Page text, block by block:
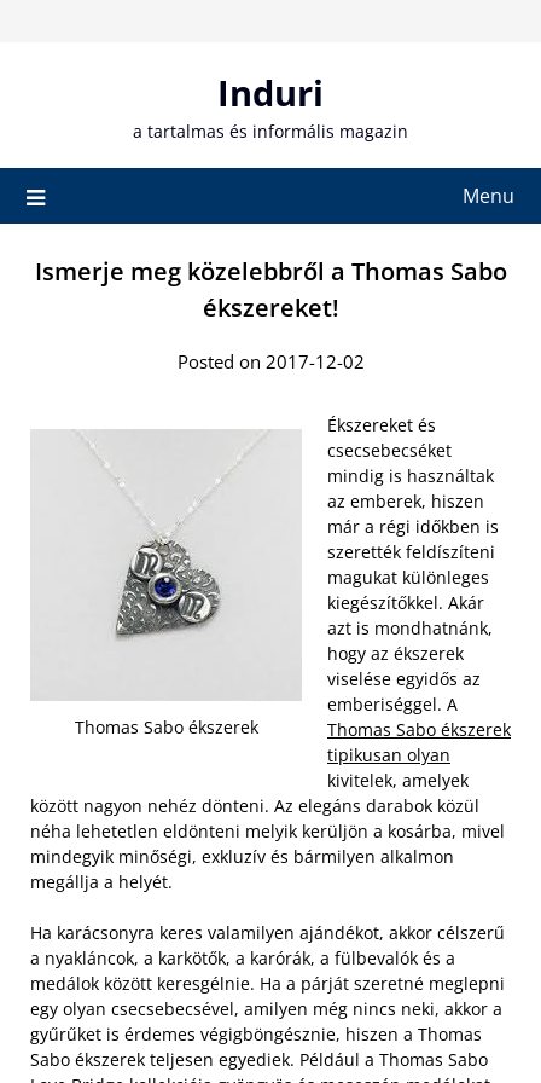
Induri
a tartalmas és informális magazin
Menu
Ismerje meg közelebbről a Thomas Sabo
ékszereket!
Posted on 2017-12-02
Thomas Sabo ékszerek
Ékszereket és
csecsebecséket
mindig is használtak
az emberek, hiszen
már a régi időkben is
szerették feldíszíteni
magukat különleges
kiegészítőkkel. Akár
azt is mondhatnánk,
hogy az ékszerek
viselése egyidős az
emberiséggel. A
Thomas Sabo ékszerek
tipikusan olyan
kivitelek, amelyek
között nagyon nehéz dönteni. Az elegáns darabok közül
néha lehetetlen eldönteni melyik kerüljön a kosárba, mivel
mindegyik minőségi, exkluzív és bármilyen alkalmon
megállja a helyét.
Ha karácsonyra keres valamilyen ajándékot, akkor célszerű
a nyakláncok, a karkötők, a karórák, a fülbevalók és a
medálok között keresgélnie. Ha a párját szeretné meglepni
egy olyan csecsebecsével, amilyen még nincs neki, akkor a
gyűrűket is érdemes végigböngésznie, hiszen a Thomas
Sabo ékszerek teljesen egyediek. Például a Thomas Sabo